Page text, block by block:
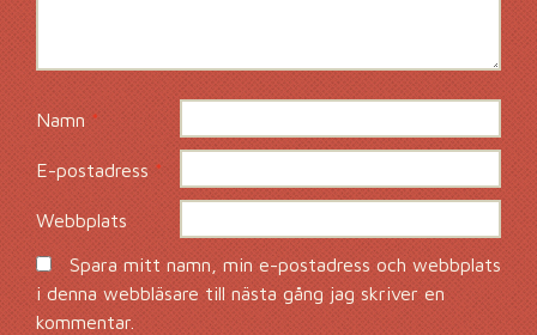
Namn *
E-postadress*
Webbplats
Spara mitt namn, min e-postadress och webbplats
i denna webbläsare till nästa gång jag skriver en
kommentar.